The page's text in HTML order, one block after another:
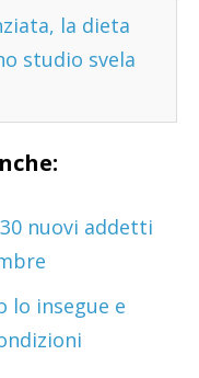
la dieta
studio svela
30 nuovi addetti
lo insegue e